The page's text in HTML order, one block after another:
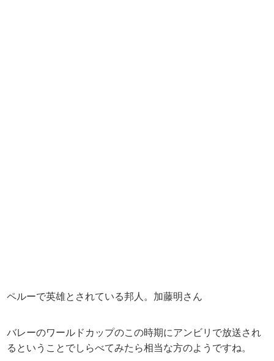
ペルーで英雄とされている邦人。加藤明さん
バレーのワールドカップのこの時期にアンビリで放送され
るということでしらべてみたら相当な方のようですね。